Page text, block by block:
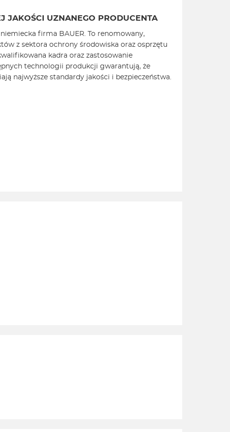
JAKOŚCI UZNANEGO PRODUCENTA
firma BAUER. To renomowany,
z sektora ochrony środowiska oraz osprzętu
kadra oraz zastosowanie
technologii produkcji gwarantują, że
najwyższe standardy jakości i bezpieczeństwa.